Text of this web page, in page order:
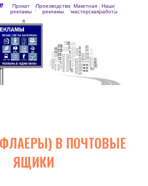
Прокат
рекламы
Производство
рекламы
Макетная
мастерская
Наши
работы
В ПОЧТОВЫЕ
ЯЩИКИ